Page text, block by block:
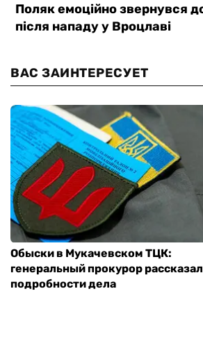
ВАС ЗАИНТЕРЕСУЕТ
Обыски в Мукачевском ТЦК:
генеральный прокурор рассказал
подробности дела